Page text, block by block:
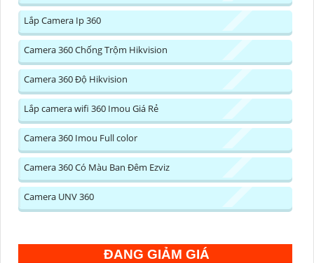
Lắp Camera Ip 360
Camera 360 Chống Trộm Hikvision
Camera 360 Độ Hikvision
Lắp camera wifi 360 Imou Giá Rẻ
Camera 360 Imou Full color
Camera 360 Có Màu Ban Đêm Ezviz
Camera UNV 360
ĐANG GIẢM GIÁ